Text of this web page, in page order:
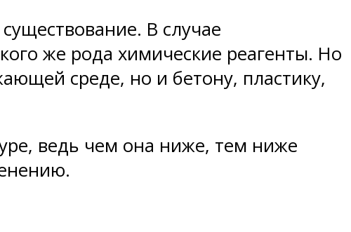
В случае
же рода химические реагенты. Но
среде, но и бетону, пластику,
ведь чем она ниже, тем ниже